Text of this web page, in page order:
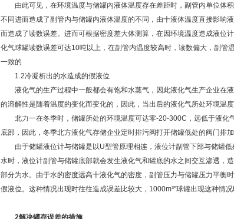
由此可见，在环境温度与储罐内液体温度存在差距时，副管内单位体
不同进而造成了副管内与储罐内液体温度的不同，由十液体温度直接影响
而造成了读数误差。进而可根据密度差大体测算，在因环境温度造成液位
化气球罐读数误差可达10吨以上，在副管内温度较高时，读数偏大，副管
一致的
1.2冷凝析出的水造成的假液位
液化气的生产过程中一般都会有饱和水蒸气，因此液化气生产企业在
的溶解性是随着温度的变化而变化的，因此，当出后的液化气所处环境温
北力一在冬季时，储罐所处的环境温度可达零-20-300C，远低于液化
底部，因此，冬季北方液化气存储企业定时排污阀打开储罐低处的阀门排加
由于储罐液位计与储罐是以U型管原理相连，液位计副管下部与储罐低
水时，液位计副管与储罐底部就会发生液化气和罐底的水之间交互渗透，
部分为水。由于水的密度远高十液化气的密度，副管压力与储罐压力平衡
假液位。这种情况出现时往往造成误差比较大，1000m³''球罐出现这种情况
2解决罐存误差的措施